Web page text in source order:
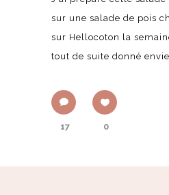
sur une salade de pois
sur Hellocoton la
tout de suite donné envie
17 0